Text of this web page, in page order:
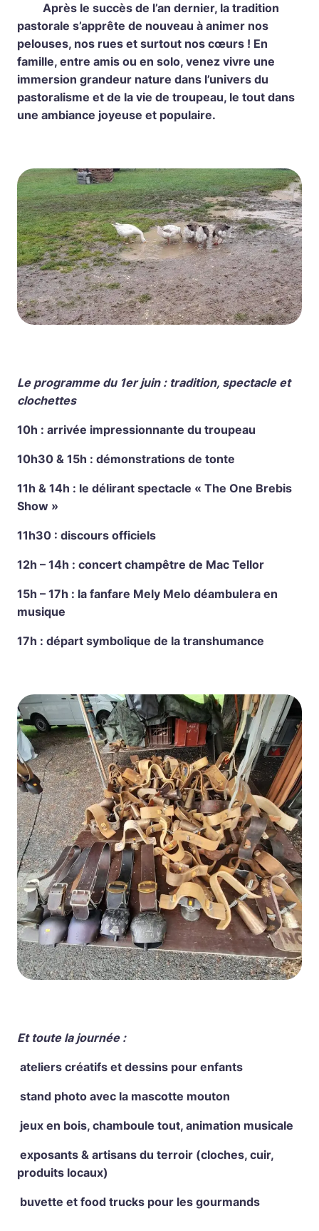
Après le succès de l’an dernier, la tradition
pastorale s’apprête de nouveau à animer nos
pelouses, nos rues et surtout nos cœurs ! En
famille, entre amis ou en solo, venez vivre une
immersion grandeur nature dans l’univers du
pastoralisme et de la vie de troupeau, le tout dans
une ambiance joyeuse et populaire.
Le programme du 1er juin : tradition, spectacle et
clochettes
10h : arrivée impressionnante du troupeau
10h30 & 15h : démonstrations de tonte
11h & 14h : le délirant spectacle « The One Brebis
Show »
11h30 : discours officiels
12h – 14h : concert champêtre de Mac Tellor
15h – 17h : la fanfare Mely Melo déambulera en
musique
17h : départ symbolique de la transhumance
Et toute la journée :
ateliers créatifs et dessins pour enfants
stand photo avec la mascotte mouton
jeux en bois, chamboule tout, animation musicale
exposants & artisans du terroir (cloches, cuir,
produits locaux)
buvette et food trucks pour les gourmands